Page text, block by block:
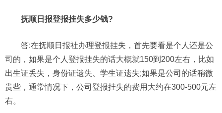
抚顺日报登报挂失多少钱?
答:在抚顺日报社办理登报挂失，首先要看是个人还是公
司的，如果是个人登报挂失的话大概就150到200左右，比如
出生证丢失，身份证遗失、学生证遗失;如果是公司的话稍微
贵些，通常情况下，公司登报挂失的费用大约在300-500元左
右。